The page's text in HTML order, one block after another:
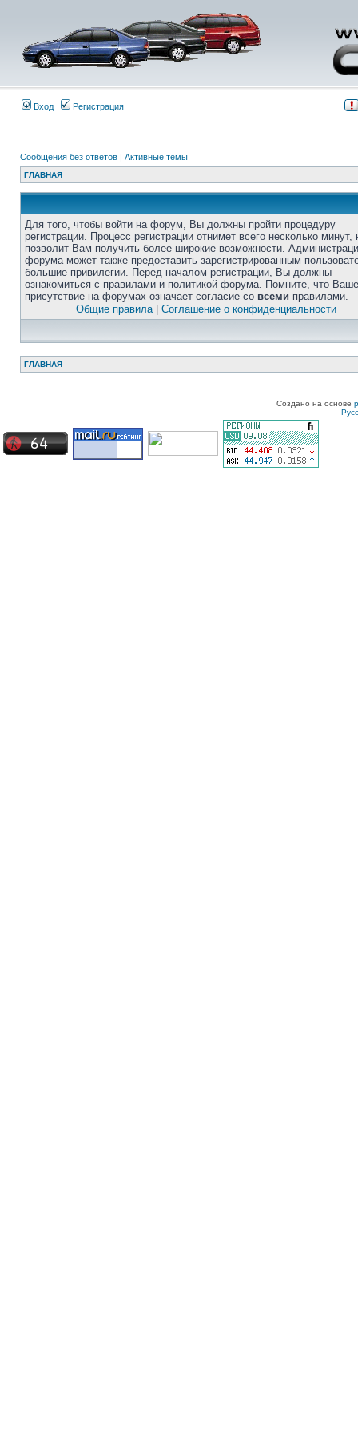
Вход Регистрация
Сообщения без ответов | Активные темы
ГЛАВНАЯ
Для того, чтобы войти на форум, Вы должны пройти процедуру
регистрации. Процесс регистрации отнимет всего несколько минут,
позволит Вам получить более широкие возможности.
форума может также предоставить зарегистрированным
большие привилегии. Перед началом регистрации, Вы должны
ознакомиться с правилами и политикой форума. Помните, что Ваше
присутствие на форумах означает согласие со всеми правилами.
Общие правила| Соглашение о конфиденциальности
ГЛАВНАЯ
Создано на основе